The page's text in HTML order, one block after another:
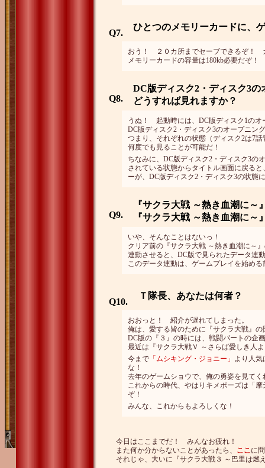
Q7.
ひとつのメモリーカードに、
おう！ ２０カ所までセーブできるぞ！
メモリーカードの容量は180kb必要だぞ！
Q8.
DC版ディスク2・ディスク3
どうすれば見れますか？
うぬ！ 起動時には、DC版ディスク1のオ
DC版ディスク2・ディスク3のオープニン
つまり、それぞれの状態（ディスク2は7
何度でも見ることが可能だ！
ちなみに、DC版ディスク2・ディスク3の
されている状態からタイトル画面に戻る
ーが、DC版ディスク2・ディスク3の状
Q9.
『サクラ大戦 ～熱き血潮に～
『サクラ大戦 ～熱き血潮に～
いや、そんなことはないっ！
クリア前の『サクラ大戦 ～熱き血潮に～
連動させると、DC版で見られたデータ連
このデータ連動は、ゲームプレイを始め
Q10.
Ｔ隊長、あなたは何者？
おおっと！ 紹介が遅れてしまった。
俺は、愛する皆のために『サクラ大戦』
DC版の『３』の時には、戦闘パートの企
最近は『サクラ大戦Ｖ ～さらば愛しき人
今まで「ムシキング・ジョニー」 より人気
な！
去年のゲームショウで、俺の勇姿を見て
これからの時代、やはりキメポーズは「
ぞ！
みんな、これからもよろしくな！
今日はここまでだ！ みんなお疲れ！
また何か分からないことがあったら、 ここに
それじゃ、大いに『サクラ大戦３ ～巴里は